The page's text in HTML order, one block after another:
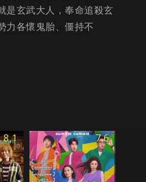
是玄武大人，奉命追殺玄
力各懷鬼胎、僵持不
8.1 7.6